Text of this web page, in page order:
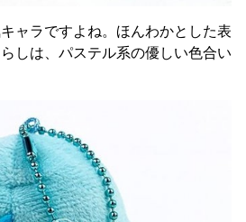
ャラですよね。ほんわかとした表
しは、パステル系の優しい色合い